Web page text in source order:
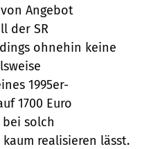
Angebot
der SR
ohnehin keine
1995er-
1700 Euro
bei solch
realisieren lässt.